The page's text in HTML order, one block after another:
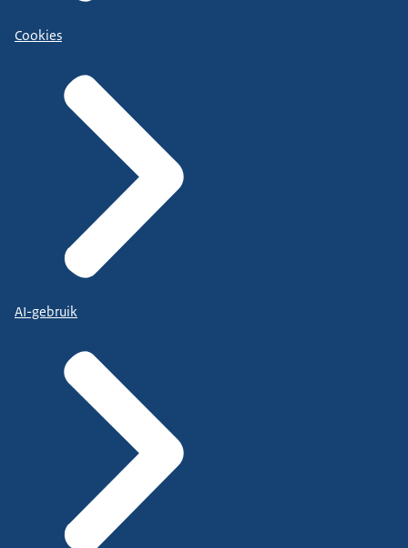
Cookies
AI-gebruik